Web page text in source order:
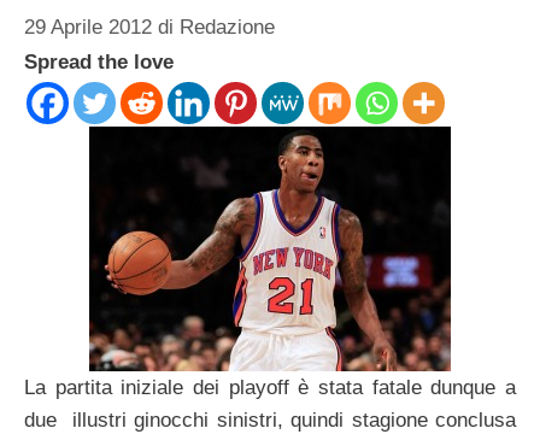
29 Aprile 2012 di Redazione
Spread the love
La partita iniziale dei playoff è stata fatale dunque a
due illustri ginocchi sinistri, quindi stagione conclusa